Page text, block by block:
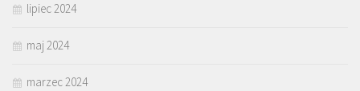
lipiec 2024
maj 2024
marzec 2024